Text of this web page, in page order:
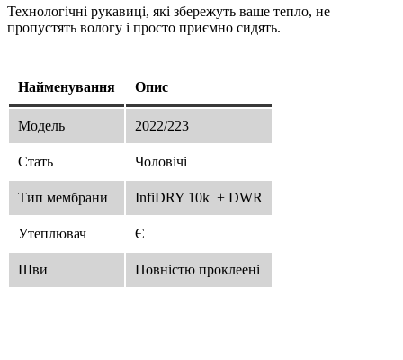
Технологічні рукавиці, які збережуть ваше тепло, не
пропустять вологу і просто приємно сидять.
Найменування Опис
Модель 2022/223
Стать Чоловічі
Тип мембрани InfiDRY 10k + DWR
Утеплювач Є
Шви Повністю проклеені